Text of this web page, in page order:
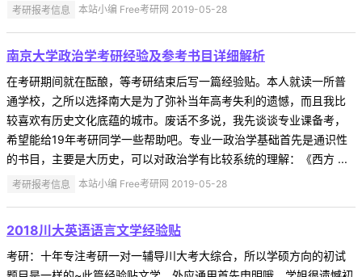
考研报考信息 本站小编 Free考研网 2019-05-28
南京大学政治学考研经验及参考书目详细解析
在考研期间就在酝酿，等考研结束后写一篇经验贴。本人就读一所普
通学校，之所以选择南大是为了弥补当年高考失利的遗憾，而且我比
较喜欢有历史文化底蕴的城市。废话不多说，我先谈谈专业课备考，
希望能给19年考研同学一些帮助吧。专业一政治学基础首先是通识性
的书目，主要是大历史，可以对政治学有比较系统的理解：《西方 ...
考研报考信息 本站小编 Free考研网 2019-05-28
2018川大英语语言文学经验贴
考研：十年专注考研一对一辅导川大考大综合，所以学硕方向的初试